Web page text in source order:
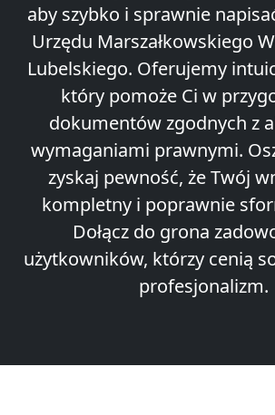
aby szybko i sprawnie
Urzędu Marszałkowskiego
Lubelskiego. Oferujemy
który pomoże Ci w
dokumentów zgodnych z
wymaganiami prawnymi.
zyskaj pewność, że Twój
kompletny i poprawnie
Dołącz do grona
użytkowników, którzy cenią
profesjonalizm.